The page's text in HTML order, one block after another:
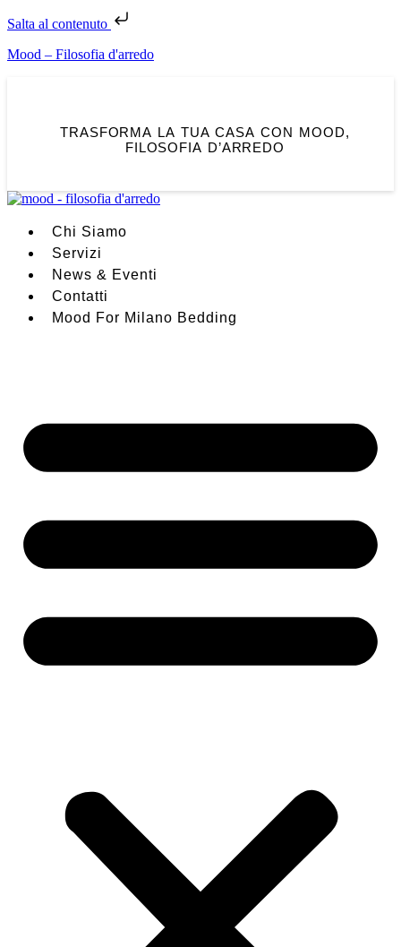
Salta al contenuto
Mood – Filosofia d'arredo
TRASFORMA LA TUA CASA CON MOOD,
FILOSOFIA D’ARREDO
Chi Siamo
Servizi
News & Eventi
Contatti
Mood For Milano Bedding